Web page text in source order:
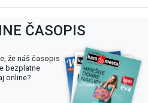
ČASOPIS
že náš časopis
bezplatne
online?